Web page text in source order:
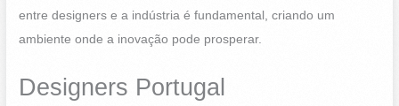
entre designers e a indústria é fundamental, criando um
ambiente onde a inovação pode prosperar.
Designers Portugal